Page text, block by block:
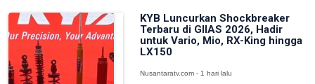
KYB Luncurkan Shockbreaker
Terbaru di GIIAS 2026, Hadir
untuk Vario, Mio, RX-King hingga
LX150
Nusantaratv.com - 1 hari lalu